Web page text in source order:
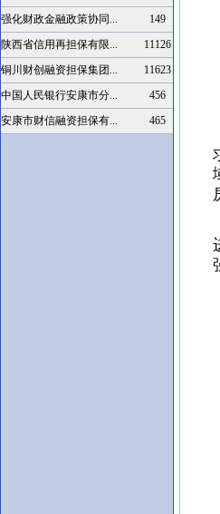
强化财政金融政策协同...
149
陕西省信用再担保有限...
11126
铜川财创融资担保集团...
11623
中国人民银行安康市分...
456
安康市财信融资担保有...
465